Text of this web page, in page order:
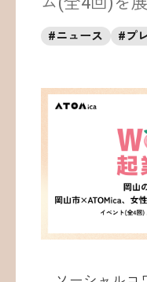
お
#ニュース #プ